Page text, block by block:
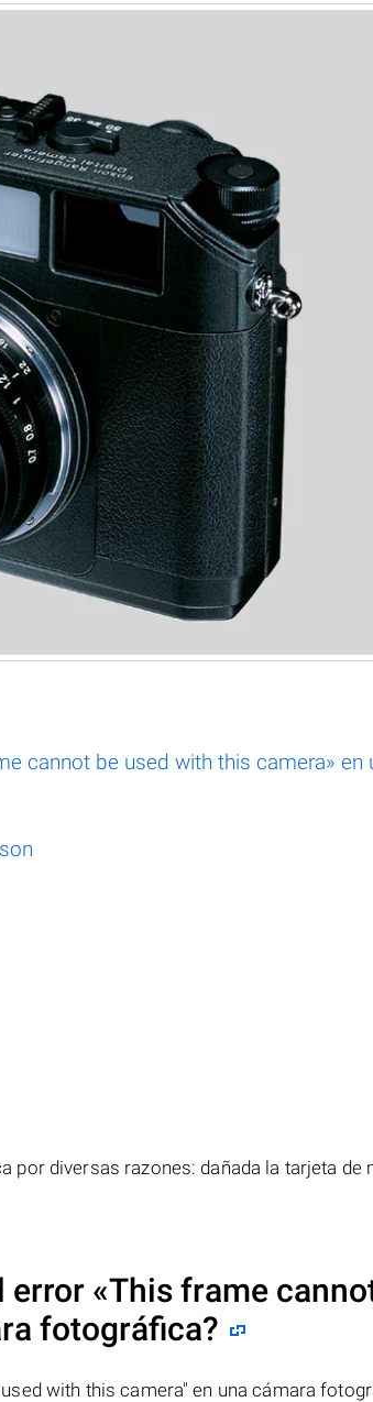
cannot be used with this camera» en
por diversas razones: dañada la tarjeta de
error «This frame
fotográfica?
with this camera" en una cámara